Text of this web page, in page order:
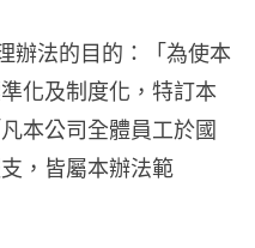
辦法的目的：「為使本
化及制度化，特訂本
本公司全體員工於國
，皆屬本辦法範